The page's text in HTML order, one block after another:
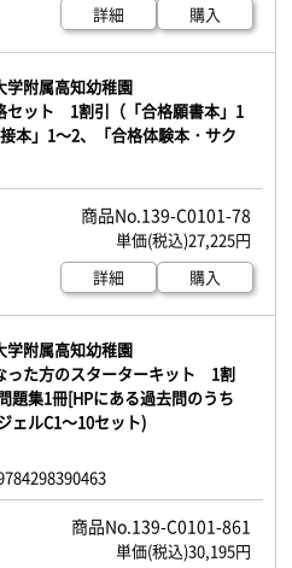
詳細
購入
学附属高知幼稚園
セット 1割引（「合格願書本」1
本」1～2、「合格体験本・サク
139-C0101-78
27,225円
詳細
購入
学附属高知幼稚園
った方のスターターキット 1割
題集1冊[HPにある過去問のうち
ェルC1～10セット)
139-C0101-861
30,195円